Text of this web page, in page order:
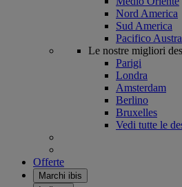
Nord America
Sud America
Pacifico
Le nostre migliori
Parigi
Londra
Amsterdam
Berlino
Bruxelles
Vedi tutte le
Offerte
Marchi ibis